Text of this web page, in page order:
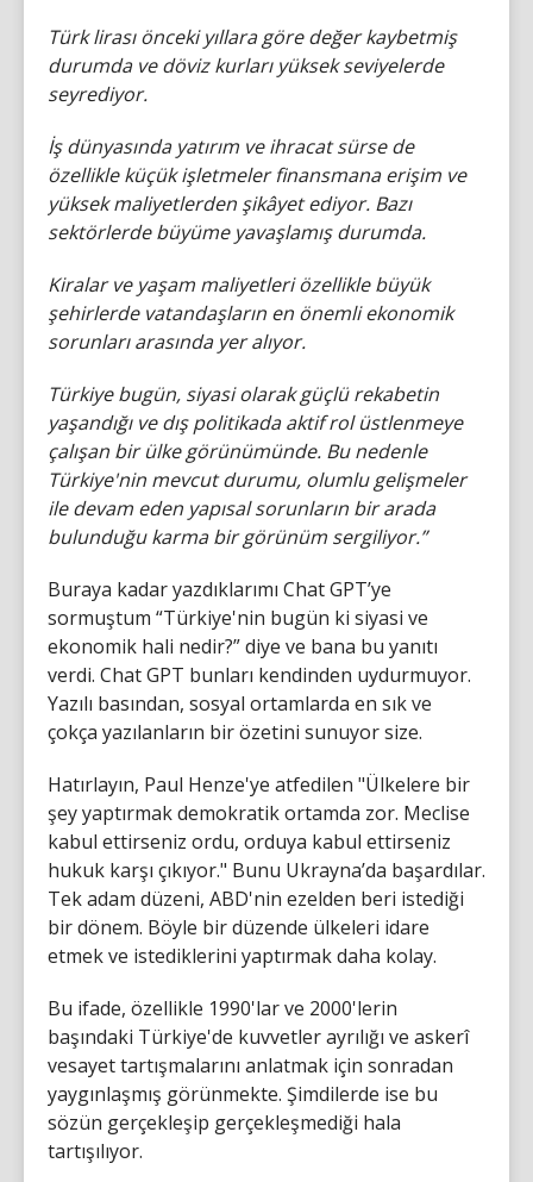
Türk lirası önceki yıllara göre değer kaybetmiş
durumda ve döviz kurları yüksek seviyelerde
seyrediyor.
İş dünyasında yatırım ve ihracat sürse de
özellikle küçük işletmeler finansmana erişim ve
yüksek maliyetlerden şikâyet ediyor. Bazı
sektörlerde büyüme yavaşlamış durumda.
Kiralar ve yaşam maliyetleri özellikle büyük
şehirlerde vatandaşların en önemli ekonomik
sorunları arasında yer alıyor.
Türkiye bugün, siyasi olarak güçlü rekabetin
yaşandığı ve dış politikada aktif rol üstlenmeye
çalışan bir ülke görünümünde. Bu nedenle
Türkiye'nin mevcut durumu, olumlu gelişmeler
ile devam eden yapısal sorunların bir arada
bulunduğu karma bir görünüm sergiliyor.”
Buraya kadar yazdıklarımı Chat GPT’ye
sormuştum “Türkiye'nin bugün ki siyasi ve
ekonomik hali nedir?” diye ve bana bu yanıtı
verdi. Chat GPT bunları kendinden uydurmuyor.
Yazılı basından, sosyal ortamlarda en sık ve
çokça yazılanların bir özetini sunuyor size.
Hatırlayın, Paul Henze'ye atfedilen "Ülkelere bir
şey yaptırmak demokratik ortamda zor. Meclise
kabul ettirseniz ordu, orduya kabul ettirseniz
hukuk karşı çıkıyor." Bunu Ukrayna’da başardılar.
Tek adam düzeni, ABD'nin ezelden beri istediği
bir dönem. Böyle bir düzende ülkeleri idare
etmek ve istediklerini yaptırmak daha kolay.
Bu ifade, özellikle 1990'lar ve 2000'lerin
başındaki Türkiye'de kuvvetler ayrılığı ve askerî
vesayet tartışmalarını anlatmak için sonradan
yaygınlaşmış görünmekte. Şimdilerde ise bu
sözün gerçekleşip gerçekleşmediği hala
tartışılıyor.